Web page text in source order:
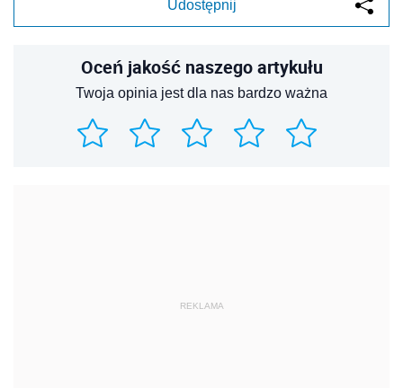
Udostępnij
Oceń jakość naszego artykułu
Twoja opinia jest dla nas bardzo ważna
REKLAMA